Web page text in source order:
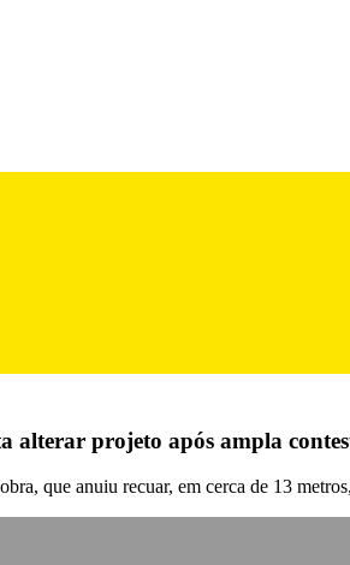
alterar projeto após ampla
que anuiu recuar, em cerca de 13